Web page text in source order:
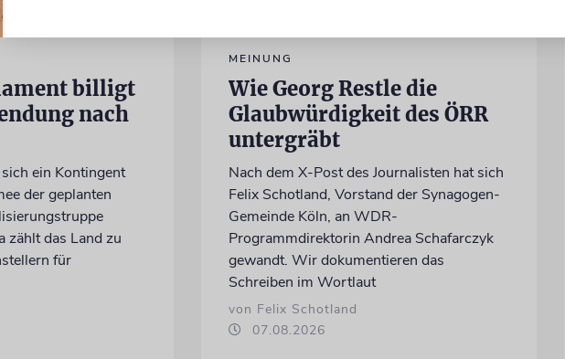
billigt
nach
ein Kontingent
der geplanten
zählt das Land zu
für
MEINUNG
Wie Georg Restle die
Glaubwürdigkeit des ÖRR
untergräbt
Nach dem X-Post des Journalisten hat sich
Felix Schotland, Vorstand der Synagogen-
Gemeinde Köln, an WDR-
Programmdirektorin Andrea Schafarczyk
gewandt. Wir dokumentieren das
Schreiben im Wortlaut
von Felix Schotland
07.08.2026